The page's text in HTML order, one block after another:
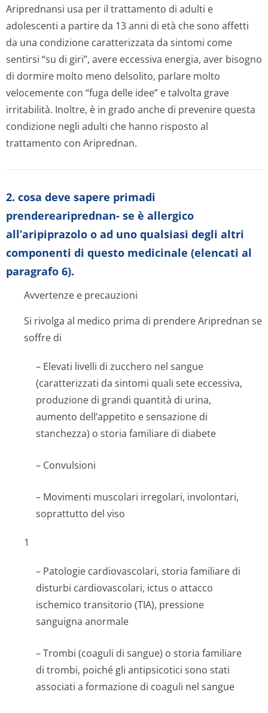
Ariprednansi usa per il trattamento di adulti e
adolescenti a partire da 13 anni di età che sono affetti
da una condizione caratterizzata da sintomi come
sentirsi “su di giri”, avere eccessiva energia, aver bisogno
di dormire molto meno delsolito, parlare molto
velocemente con “fuga delle idee” e talvolta grave
irritabilità. Inoltre, è in grado anche di prevenire questa
condizione negli adulti che hanno risposto al
trattamento con Ariprednan.
2. cosa deve sapere primadi
prendereariprednan- se è allergico
all’aripiprazolo o ad uno qualsiasi degli altri
componenti di questo medicinale (elencati al
paragrafo 6).
Avvertenze e precauzioni
Si rivolga al medico prima di prendere Ariprednan se
soffre di
– Elevati livelli di zucchero nel sangue
(caratterizzati da sintomi quali sete eccessiva,
produzione di grandi quantità di urina,
aumento dell’appetito e sensazione di
stanchezza) o storia familiare di diabete
– Convulsioni
– Movimenti muscolari irregolari, involontari,
soprattutto del viso
1
– Patologie cardiovascolari, storia familiare di
disturbi cardiovascolari, ictus o attacco
ischemico transitorio (TIA), pressione
sanguigna anormale
– Trombi (coaguli di sangue) o storia familiare
di trombi, poiché gli antipsicotici sono stati
associati a formazione di coaguli nel sangue